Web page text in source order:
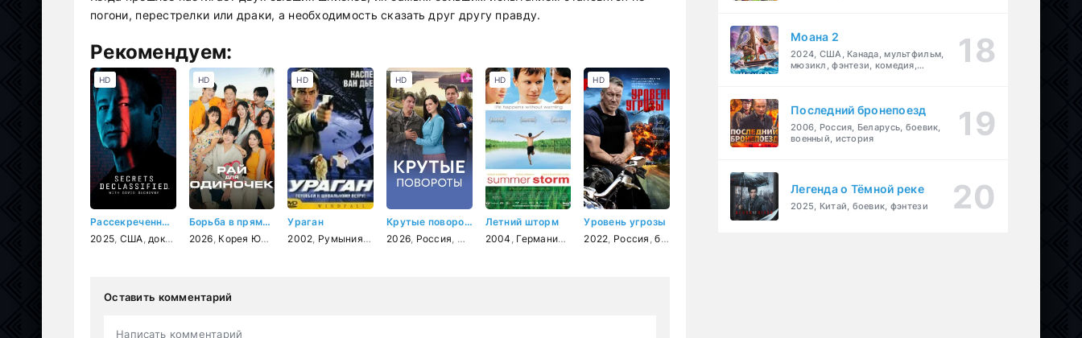
погони, перестрелки или драки, а необходимость сказать друг другу правду.
Рекомендуем:
Рассекреченные тайны с Дэвидом Духовны
2025 США документальный ,фантастика,история
HD
Борьба в прямом эфире
2026 Корея Южная ,реальное ТВ,мелодрама
HD
Ураган
2002 Румыния, США,боевик,триллер
HD
Крутые повороты
2026 Россия мелодрама
HD
Летний шторм
2004 Германия , драма,мелодрама, комедия
HD
Уровень угрозы
2022 Россия ,боевик
HD
Оставить комментарий
Написать комментарий
Моана 2
2024, США, Канада, мультфильм,
мюзикл, фэнтези, комедия,
Последний бронепоезд
2006, Россия, Беларусь, боевик,
военный, история
Легенда о Тёмной реке
2025, Китай, боевик, фэнтези